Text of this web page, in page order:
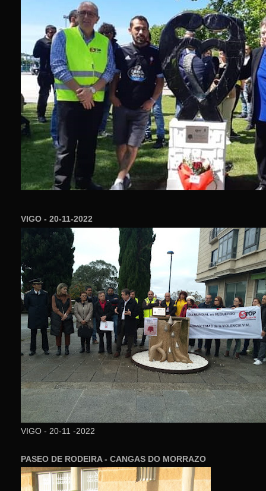
VIGO - 20-11-2022
VIGO - 20-11 -2022
PASEO DE RODEIRA - CANGAS DO MORRAZO